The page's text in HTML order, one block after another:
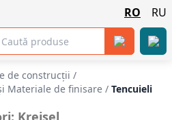
RO RU
de construcții /
Materiale de finisare / Tencuieli
Kreisel